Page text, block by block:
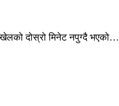
दोस्रो मिनेट नपुग्दै भएको…